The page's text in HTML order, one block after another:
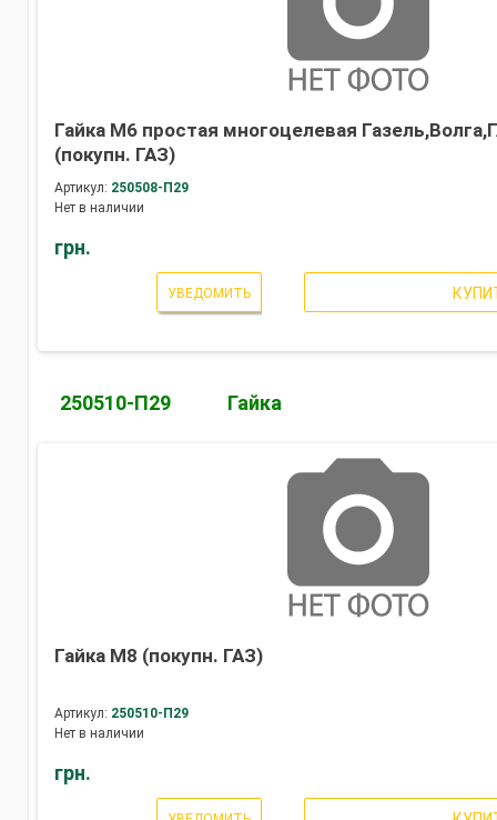
Гайка М6 простая многоцелевая
(покупн. ГАЗ)
Артикул: 250508-П29
Нет в наличии
грн.
УВЕДОМИТЬ
250510-П29 Гайка
Гайка М8 (покупн. ГАЗ)
Артикул: 250510-П29
Нет в наличии
грн.